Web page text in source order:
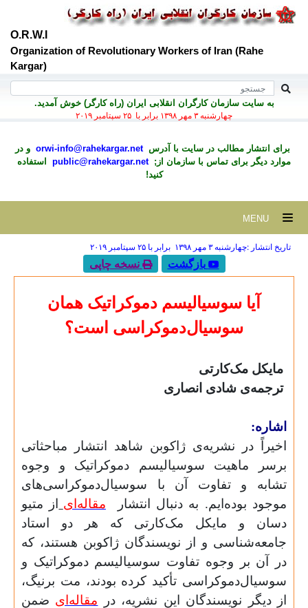
O.R.W.I
Organization of Revolutionary Workers of Iran (Rahe
Kargar)
به سايت سازمان کارگران انقلابی ايران (راه کارگر) خوش آمديد.
چهارشنبه ۳ مهر ۱۳۹۸ برابر با ۲۵ سپتامبر ۲۰۱۹
برای انتشار مطالب در سايت با آدرسorwi-info@rahekargar.net و در
موارد ديگر برای تماس با سازمان از;public@rahekargar.net
استفاده
کنید!
تاریخ انتشار :چهارشنبه ۳ مهر ۱۳۹۸ برابر با ۲۵ سپتامبر ۲۰۱۹
بازگشت نسخه چاپی
آیا سوسیالیسم دموکراتیک همان
سوسیال‌دموکراسی است؟
مایکل مک‌کارتی
ترجمه‌ی شادی انصاری
اشاره:
اخیراً در نشریه‌ی ژاکوبن شاهد انتشار مباحثاتی
برسر ماهیت سوسیالیسم دموکراتیک و وجوه
تشابه و تفاوت آن با سوسیال‌دموکراسی‌های
موجود بوده‌ایم. به دنبال انتشار
مقاله‌ای از متیو
دسان و مایکل مک‌کارتی که هر دو استاد
جامعه‌شناسی و از نویسندگان ژاکوبن هستند، که
در آن بر وجوه تفاوت سوسیالیسم دموکراتیک و
سوسیال‌دموکراسی تأکید کرده بودند، مت برنیگ،
از دیگر نویسندگان این نشریه، در مقاله‌ای ضمن